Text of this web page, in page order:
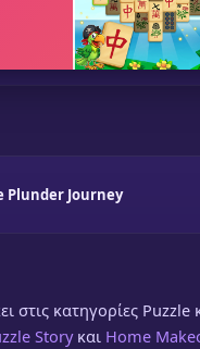
Plunder Journey
κατηγορίες Puzzle
Storyκαι Home